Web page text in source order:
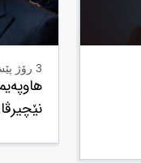
3 رۆژ پێش ئێستا